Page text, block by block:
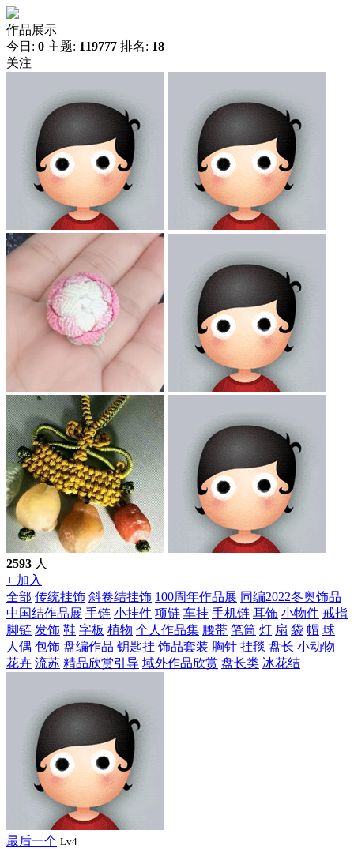
作品展示
今日: 0 主题: 119777 排名: 18
关注
2593 人
+ 加入
全部 传统挂饰 斜卷结挂饰 100周年作品展 同编2022冬奥饰品
中国结作品展 手链 小挂件 项链 车挂 手机链 耳饰 小物件 戒指
脚链 发饰 鞋 字板 植物 个人作品集 腰带 笔筒 灯 扇 袋 帽 球
人偶 包饰 盘编作品 钥匙挂 饰品套装 胸针 挂毯 盘长 小动物
花卉 流苏 精品欣赏引导 域外作品欣赏 盘长类 冰花结
最后一个 Lv4